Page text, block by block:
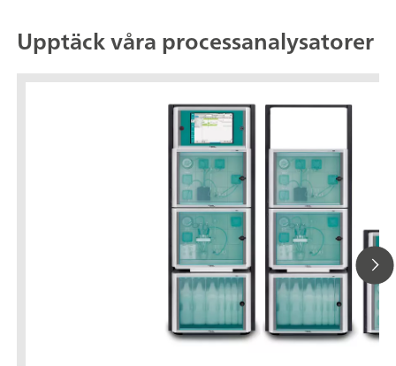
Upptäck våra processanalysatorer